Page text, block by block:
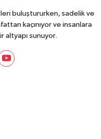
buluştururken, sadelik ve
kaçınıyor ve insanlara
altyapı sunuyor.